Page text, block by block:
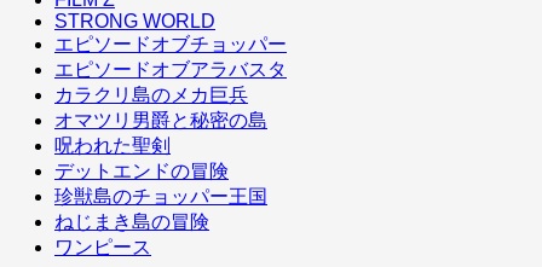
STRONG WORLD
エピソードオブチョッパー
エピソードオブアラバスタ
カラクリ島のメカ巨兵
オマツリ男爵と秘密の島
呪われた聖剣
デットエンドの冒険
珍獣島のチョッパー王国
ねじまき島の冒険
ワンピース